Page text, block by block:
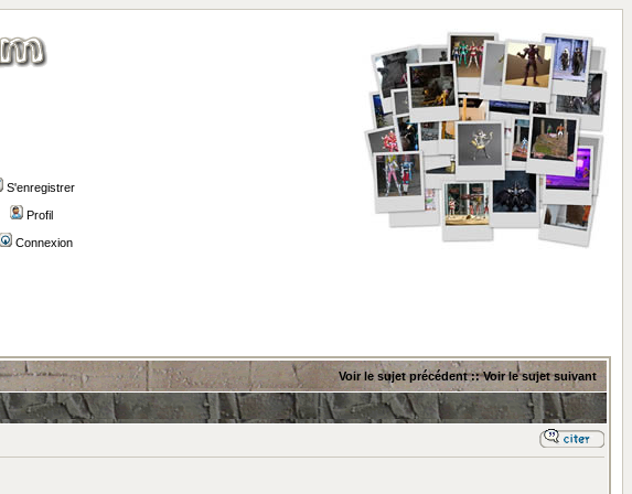
S'enregistrer
Profil
Connexion
Voir le sujet précédent::Voir le sujet suivant